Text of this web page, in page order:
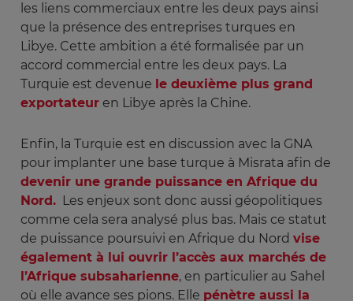
les liens commerciaux entre les deux pays ainsi
que la présence des entreprises turques en
Libye. Cette ambition a été formalisée par un
accord commercial entre les deux pays. La
Turquie est devenue le deuxième plus grand
exportateur en Libye après la Chine.
Enfin, la Turquie est en discussion avec la GNA
pour implanter une base turque à Misrata afin de
devenir une grande puissance en Afrique du
Nord. Les enjeux sont donc aussi géopolitiques
comme cela sera analysé plus bas. Mais ce statut
de puissance poursuivi en Afrique du Nord vise
également à lui ouvrir l’accès aux marchés de
l’Afrique subsaharienne, en particulier au Sahel
où elle avance ses pions. Elle pénètre aussi la